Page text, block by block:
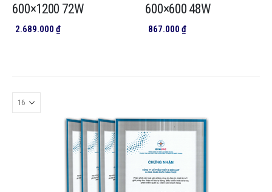
600×1200 72W
2.689.000 ₫
600×600 48W
867.000 ₫